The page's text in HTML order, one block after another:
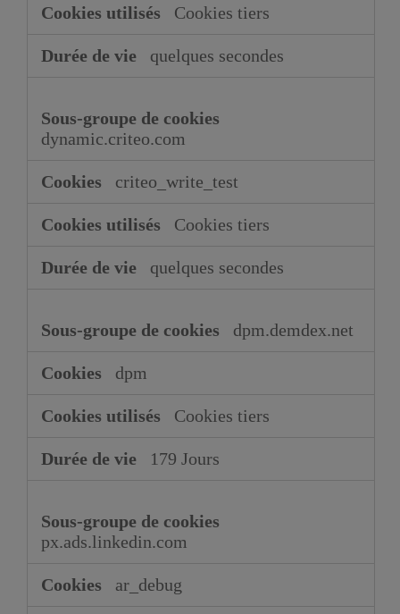
Cookies tiers
quelques secondes
dynamic.criteo.com
criteo_write_test
Cookies tiers
quelques secondes
dpm.demdex.net
dpm
Cookies tiers
179 Jours
px.ads.linkedin.com
ar_debug